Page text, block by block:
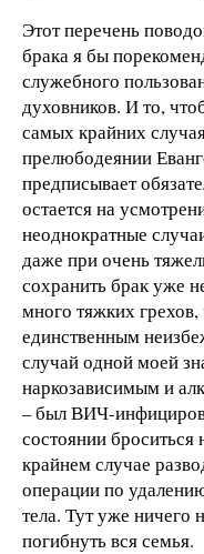
Этот перечень
брака я бы
служебного
духовников. И то,
самых крайних
прелюбодеянии
предписывает
остается на
неоднократные
даже при очень
сохранить брак уже
много тяжких грехов,
единственным
случай одной моей
наркозависимым и
– был ВИЧ-
состоянии
крайнем случае
операции по
тела. Тут уже ничего
погибнуть вся семья.